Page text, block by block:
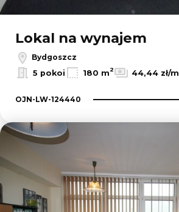
Lokal na wynajem
Bydgoszcz
5 pokoi
180 m2 44,44 zł/m
OJN-LW-124440